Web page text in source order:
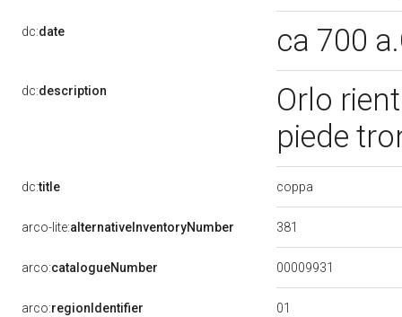
dc:date ca 700
dc:description
Orlo
piede
dc:title coppa
arco-lite:alternativeInventoryNumber 381
arco:catalogueNumber 00009931
arco:regionIdentifier 01